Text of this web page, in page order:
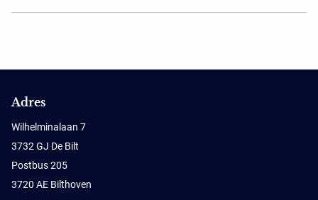
Adres
Wilhelminalaan 7
3732 GJ De Bilt
Postbus 205
3720 AE Bilthoven